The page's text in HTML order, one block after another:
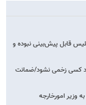
قابل پیش‌بینی نبوده و
کسی زخمی نشود/ضمانت
وزیر امورخارجه